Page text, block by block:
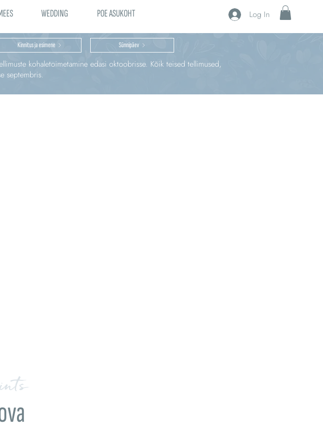
WEDDING POE ASUKOHT Log In
Kinnitus ja esimene Sünnipäev
kohaletoimetamine edasi oktoobrisse. Kõik teised tellimused,
septembris.